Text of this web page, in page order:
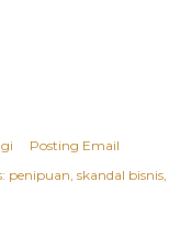
Posting Email
penipuan skandal bisnis